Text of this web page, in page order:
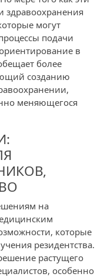
здравоохранения
могут
подачи
в
более
созданию
меняющегося
на
которые
резидентства.
растущего
особенно